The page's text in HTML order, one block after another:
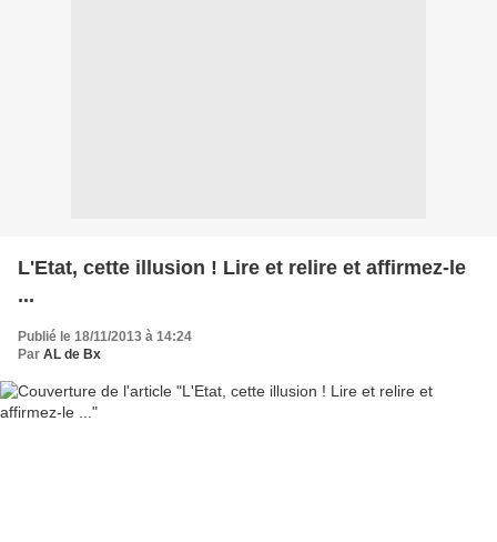
L'Etat, cette illusion ! Lire et relire et affirmez-le
...
Publié le 18/11/2013 à 14:24
Par AL de Bx